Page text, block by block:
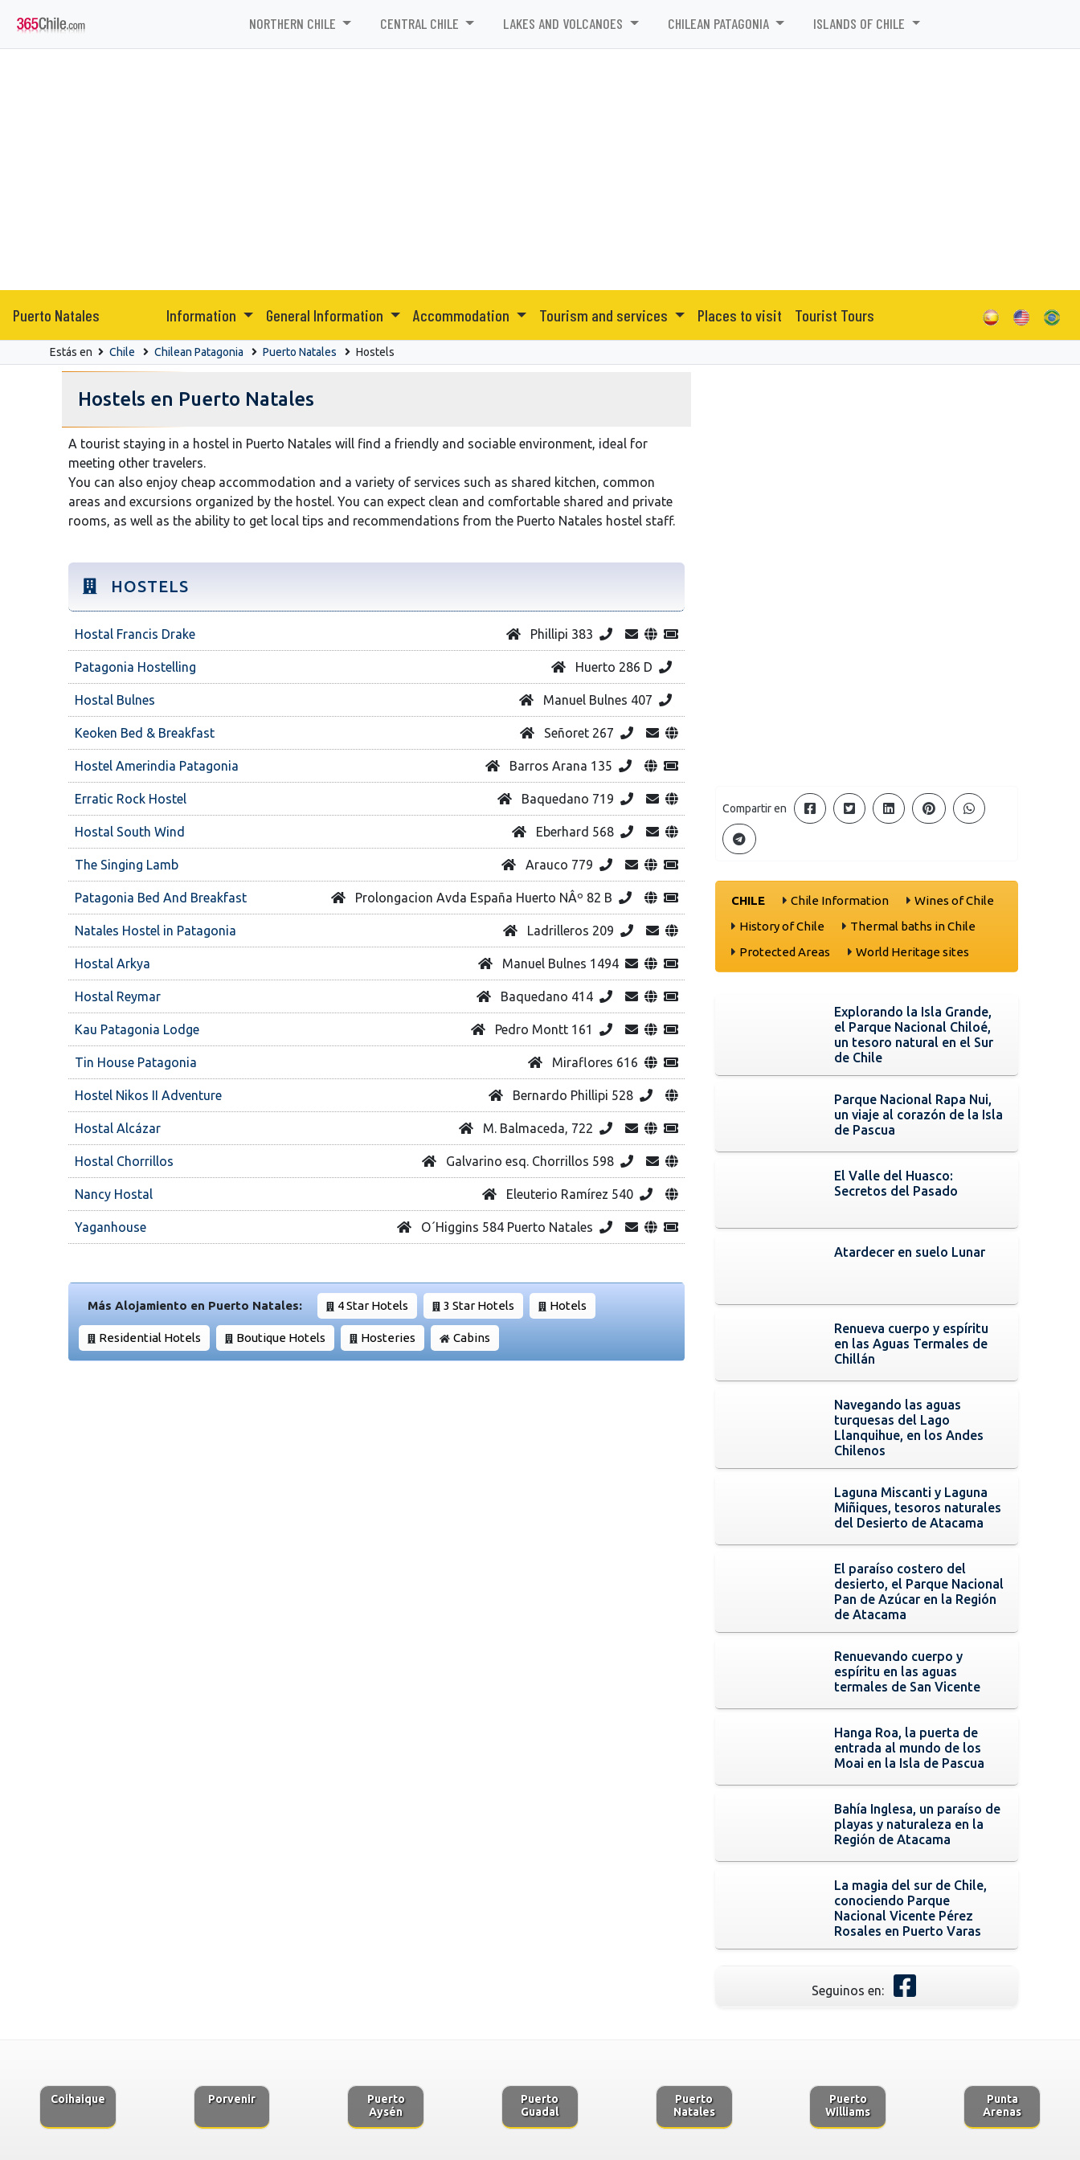
NORTHERN CHILE CENTRAL CHILE LAKES AND VOLCANOES CHILEAN PATAGONIA ISLANDS OF CHILE
Puerto Natales Information General Information Accommodation Tourism and services Places to visit Tourist Tours
Estás en Chile Chilean Patagonia Puerto Natales Hostels
Hostels en Puerto Natales
A tourist staying in a hostel in Puerto Natales will find a friendly and sociable environment, ideal for
meeting other travelers.
You can also enjoy cheap accommodation and a variety of services such as shared kitchen, common
areas and excursions organized by the hostel. You can expect clean and comfortable shared and private
rooms, as well as the ability to get local tips and recommendations from the Puerto Natales hostel staff.
HOSTELS
Hostal Francis Drake Phillipi 383
Patagonia Hostelling Huerto 286 D
Hostal Bulnes Manuel Bulnes 407
Keoken Bed & Breakfast Señoret 267
Hostel Amerindia Patagonia Barros Arana 135
Erratic Rock Hostel Baquedano 719
Hostal South Wind Eberhard 568
The Singing Lamb Arauco 779
Patagonia Bed And Breakfast Prolongacion Avda España Huerto NÂº 82 B
Natales Hostel in Patagonia Ladrilleros 209
Hostal Arkya Manuel Bulnes 1494
Hostal Reymar Baquedano 414
Kau Patagonia Lodge Pedro Montt 161
Tin House Patagonia Miraflores 616
Hostel Nikos II Adventure Bernardo Phillipi 528
Hostal Alcázar M. Balmaceda, 722
Hostal Chorrillos Galvarino esq. Chorrillos 598
Nancy Hostal Eleuterio Ramírez 540
Yaganhouse O´Higgins 584 Puerto Natales
Más Alojamiento en Puerto Natales: 4 Star Hotels 3 Star Hotels Hotels
Residential Hotels Boutique Hotels Hosteries Cabins
Compartir en
CHILE Chile Information
Wines of Chile
History of Chile
Thermal baths in Chile
Protected Areas
World Heritage sites
Explorando la Isla Grande,
el Parque Nacional Chiloé,
un tesoro natural en el Sur
de Chile
Parque Nacional Rapa Nui,
un viaje al corazón de la Isla
de Pascua
El Valle del Huasco:
Secretos del Pasado
Atardecer en suelo Lunar
Renueva cuerpo y espíritu
en las Aguas Termales de
Chillán
Navegando las aguas
turquesas del Lago
Llanquihue, en los Andes
Chilenos
Laguna Miscanti y Laguna
Miñiques, tesoros naturales
del Desierto de Atacama
El paraíso costero del
desierto, el Parque Nacional
Pan de Azúcar en la Región
de Atacama
Renuevando cuerpo y
espíritu en las aguas
termales de San Vicente
Hanga Roa, la puerta de
entrada al mundo de los
Moai en la Isla de Pascua
Bahía Inglesa, un paraíso de
playas y naturaleza en la
Región de Atacama
La magia del sur de Chile,
conociendo Parque
Nacional Vicente Pérez
Rosales en Puerto Varas
Seguinos en:
Coihaique Porvenir
Puerto
Aysén
Puerto
Guadal
Puerto
Natales
Puerto
Williams
Punta
Arenas